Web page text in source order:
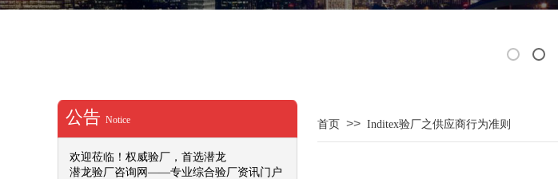
欢迎莅临！权威验厂，首选潜龙
潜龙验厂咨询网——专业综合验厂资讯门户
IETP认证申请和证书的不同状态
热烈祝贺广州市***印刷有限公司，于2022年
热烈祝贺东莞市***实业有限公司，于2022年
1月13日顺利通过Dollar Tree认证审核
公告 Notice 首页 >> Inditex验厂之供应商行为准则